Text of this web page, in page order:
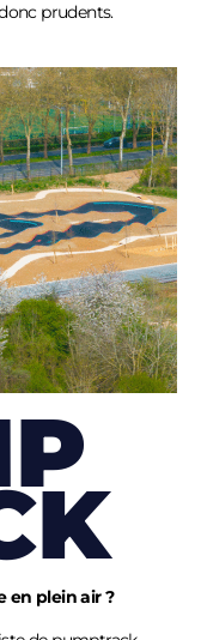
prudents.
en plein air ?